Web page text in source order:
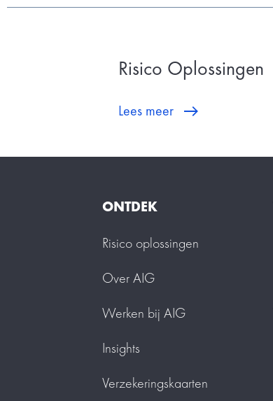
Risico Oplossingen
Lees meer
ONTDEK
Risico oplossingen
Over AIG
Werken bij AIG
Insights
Verzekeringskaarten